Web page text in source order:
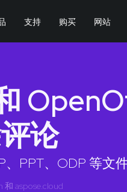
支持 购买 网站
论
PPT、ODP 等文
和 aspose.cloud